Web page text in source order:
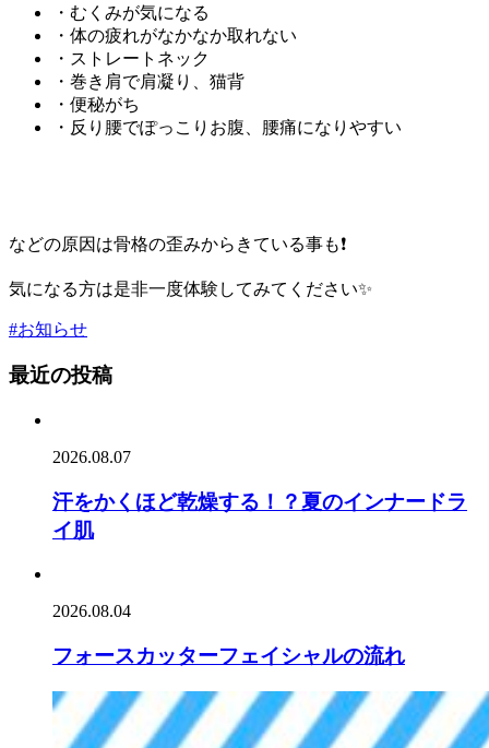
・むくみが気になる
・体の疲れがなかなか取れない
・ストレートネック
・巻き肩で肩凝り、猫背
・便秘がち
・反り腰でぽっこりお腹、腰痛になりやすい
などの原因は骨格の歪みからきている事も❗
気になる方は是非一度体験してみてください✨
#お知らせ
最近の投稿
2026.08.07
汗をかくほど乾燥する！？夏のインナードラ
イ肌
2026.08.04
フォースカッターフェイシャルの流れ